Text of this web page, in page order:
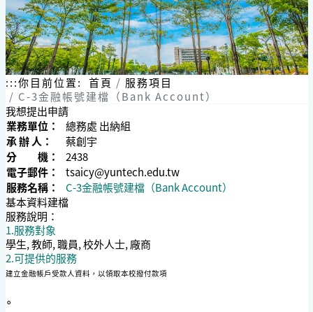
:::你目前位置: 首頁
服務項目
C-3金融帳號建檔（Bank Account）
我想提出申請
業務單位：
總務處 出納組
承 辦 人：
蔡創宇
分 機：
2438
電子郵件：
tsaicy@yuntech.edu.tw
服務名稱：
C-3金融帳號建檔（Bank Account）
基本資料建檔
服務說明：
1.服務對象
學生, 教師, 職員, 校外人士, 廠商
2.可提供的服務
建立金融帳戶受款人資料，以領取本校撥付款項
∘